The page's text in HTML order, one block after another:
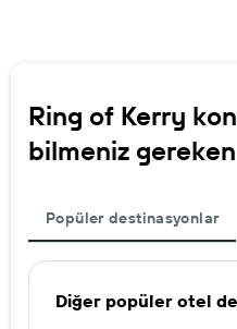
Ring of Kerry
bilmeniz
Popüler destinasyonlar
Diğer popüler otel